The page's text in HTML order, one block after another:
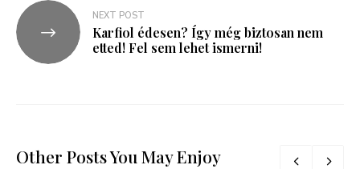
NEXT POST
Karfiol édesen? Így még biztosan nem
etted! Fel sem lehet ismerni!
Other Posts You May Enjoy